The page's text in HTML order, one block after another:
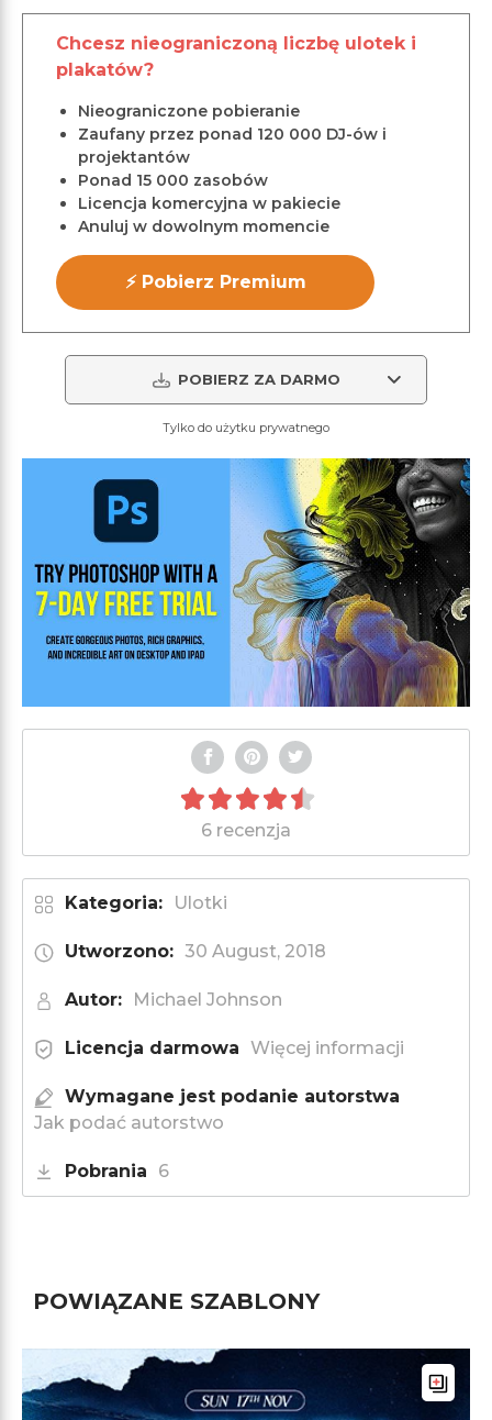
Chcesz nieograniczoną liczbę ulotek i
plakatów?
Nieograniczone pobieranie
Zaufany przez ponad 120 000 DJ-ów i
projektantów
Ponad 15 000 zasobów
Licencja komercyjna w pakiecie
Anuluj w dowolnym momencie
⚡ Pobierz Premium
POBIERZ ZA DARMO
Tylko do użytku prywatnego
6 recenzja
Kategoria: Ulotki
Utworzono: 30 August, 2018
Autor: Michael Johnson
Licencja darmowa Więcej informacji
Wymagane jest podanie autorstwa
Jak podać autorstwo
Pobrania 6
POWIĄZANE SZABLONY